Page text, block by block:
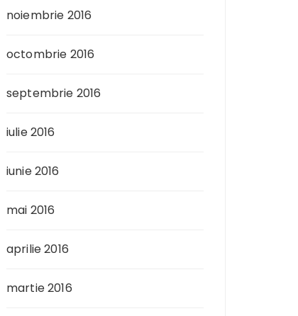
noiembrie 2016
octombrie 2016
septembrie 2016
iulie 2016
iunie 2016
mai 2016
aprilie 2016
martie 2016